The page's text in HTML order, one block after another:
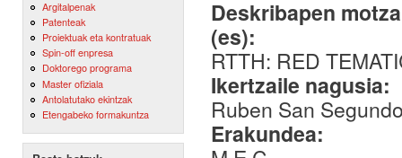
Argitalpenak
Patenteak
Proiektuak eta kontratuak
Spin-off enpresa
Doktorego programa
Master ofiziala
Antolatutako ekintzak
Etengabeko formakuntza
Deskribapen
(es):
RTTH: RED
Ikertzaile nagusia:
Ruben San
Erakundea: